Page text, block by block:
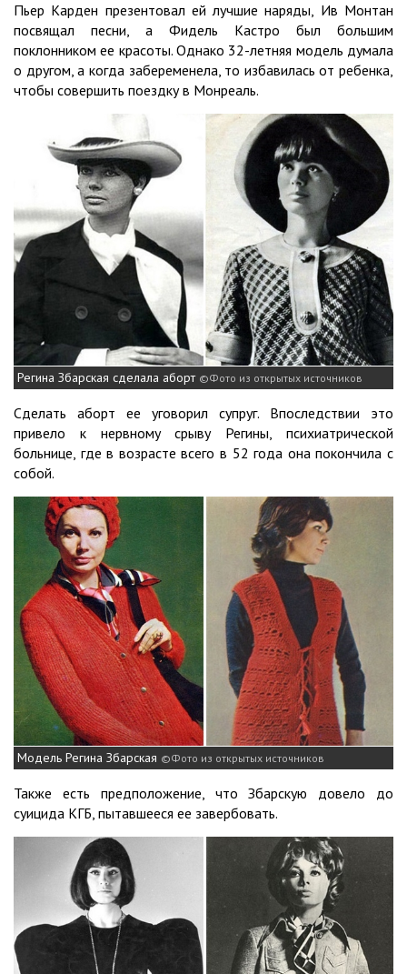
Пьер Карден презентовал ей лучшие наряды, Ив Монтан
посвящал песни, а Фидель Кастро был большим
поклонником ее красоты. Однако 32-летняя модель думала
о другом, а когда забеременела, то избавилась от ребенка,
чтобы совершить поездку в Монреаль.
Регина Збарская сделала аборт Фото из открытых источников
Сделать аборт ее уговорил супруг. Впоследствии это
привело к нервному срыву Регины, психиатрической
больнице, где в возрасте всего в 52 года она покончила с
собой.
Модель Регина Збарская Фото из открытых источников
Также есть предположение, что Збарскую довело до
суицида КГБ, пытавшееся ее завербовать.